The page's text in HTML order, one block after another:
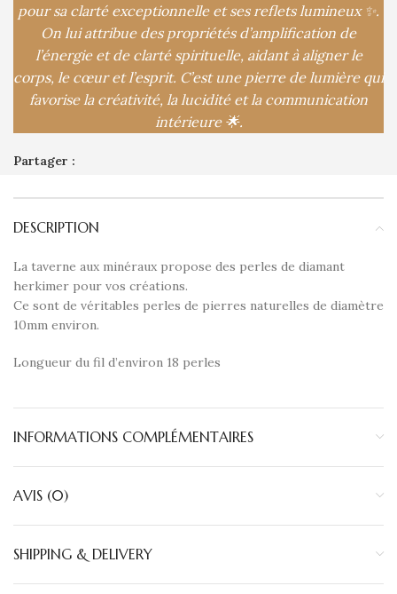
pour sa clarté exceptionnelle et ses reflets lumineux ✨.
On lui attribue des propriétés d’amplification de
l’énergie et de clarté spirituelle, aidant à aligner le
corps, le cœur et l’esprit. C’est une pierre de lumière qui
favorise la créativité, la lucidité et la communication
intérieure 🌟.
Partager :
DESCRIPTION
La taverne aux minéraux propose des perles de diamant
herkimer pour vos créations.
Ce sont de véritables perles de pierres naturelles de diamètre
10mm environ.
Longueur du fil d’environ 18 perles
INFORMATIONS COMPLÉMENTAIRES
AVIS (0)
SHIPPING & DELIVERY